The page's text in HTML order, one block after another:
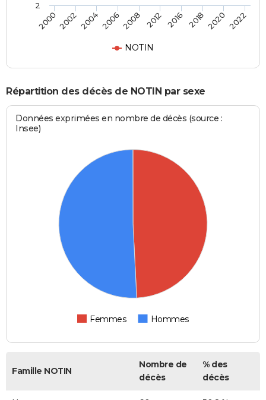
NOTIN
20002002200420062008 2012 2016 2018 2020 2022
2
Répartition des décès de NOTIN par sexe
Données exprimées en nombre de décès (source :
Insee)
Femmes Hommes
Famille NOTIN
Nombre de
décès
% des
décès